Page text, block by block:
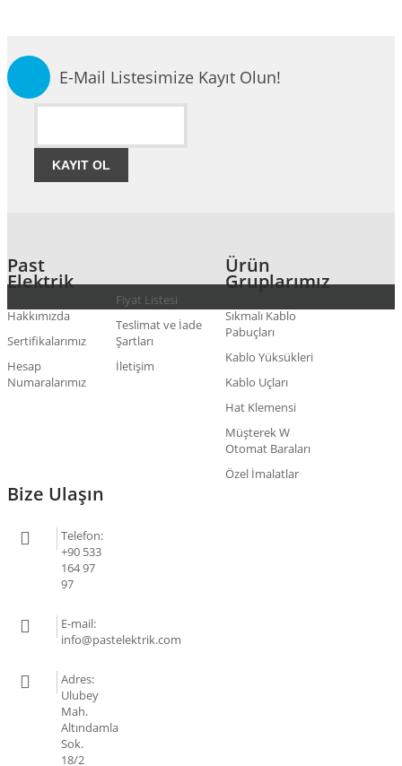
E-Mail Listesimize Kayıt Olun!
KAYIT OL
Past
Elektrik
Hakkımızda
Sertifikalarımız
Hesap
Numaralarımız
Fiyat Listesi
Teslimat ve İade
Şartları
İletişim
Ürün
Gruplarımız
Sıkmalı Kablo
Pabuçları
Kablo Yüksükleri
Kablo Uçları
Hat Klemensi
Müşterek W
Otomat Baraları
Özel İmalatlar
Bize Ulaşın
Telefon:
+90 533
164 97
97
E-mail:
info@pastelektrik.com
Adres:
Ulubey
Mah.
Altındamla
Sok.
18/2